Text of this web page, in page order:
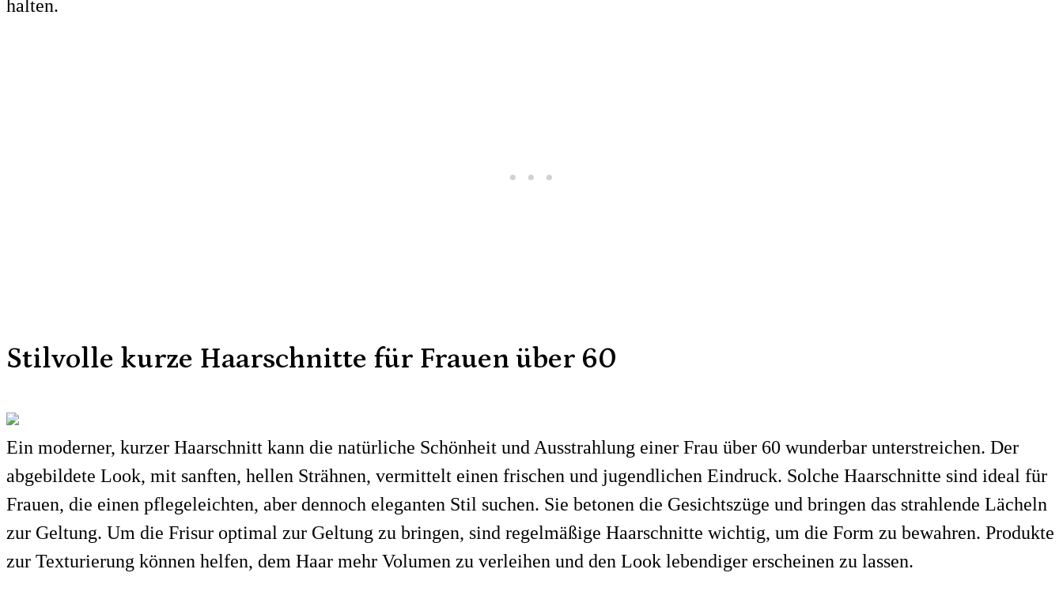
halten.
Stilvolle kurze Haarschnitte für Frauen über 60
Ein moderner, kurzer Haarschnitt kann die natürliche Schönheit und Ausstrahlung einer Frau über 60 wunderbar unterstreichen. Der
abgebildete Look, mit sanften, hellen Strähnen, vermittelt einen frischen und jugendlichen Eindruck. Solche Haarschnitte sind ideal für
Frauen, die einen pflegeleichten, aber dennoch eleganten Stil suchen. Sie betonen die Gesichtszüge und bringen das strahlende Lächeln
zur Geltung. Um die Frisur optimal zur Geltung zu bringen, sind regelmäßige Haarschnitte wichtig, um die Form zu bewahren. Produkte
zur Texturierung können helfen, dem Haar mehr Volumen zu verleihen und den Look lebendiger erscheinen zu lassen.